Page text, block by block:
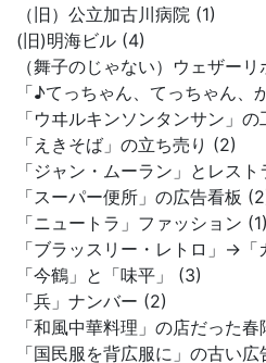
（旧）公立加古川病院 (1)
(旧)明海ビル (4)
（舞子のじゃない）ウェザーリ
「♪てっちゃん、てっちゃん
「ウヰルキンソンタンサン」
「えきそば」の立ち売り (2)
「ジャン・ムーラン」とレス
「スーパー便所」の広告看板
「ニュートラ」ファッション (1)
「ブラッスリー・レトロ」→
「今鶴」と「味平」 (3)
「兵」ナンバー (2)
「和風中華料理」の店だった
「国民服を背広服に」の古い